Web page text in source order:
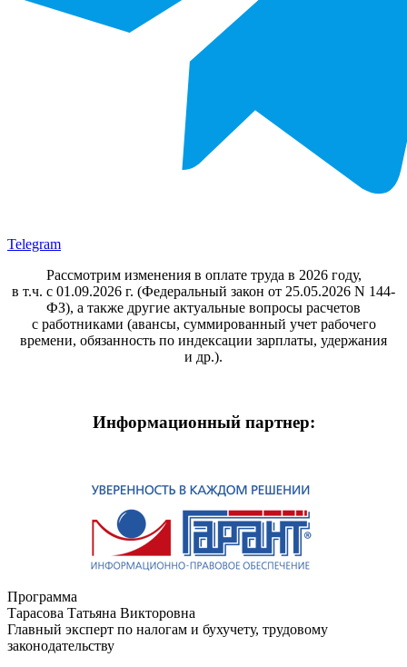
Telegram
Рассмотрим изменения в оплате труда в 2026 году,
в т.ч. с 01.09.2026 г. (Федеральный закон от 25.05.2026 N 144-
ФЗ), а также другие актуальные вопросы расчетов
с работниками (авансы, суммированный учет рабочего
времени, обязанность по индексации зарплаты, удержания
и др.).
Информационный партнер:
Программа
Тарасова Татьяна Викторовна
Главный эксперт по налогам и бухучету, трудовому
законодательству